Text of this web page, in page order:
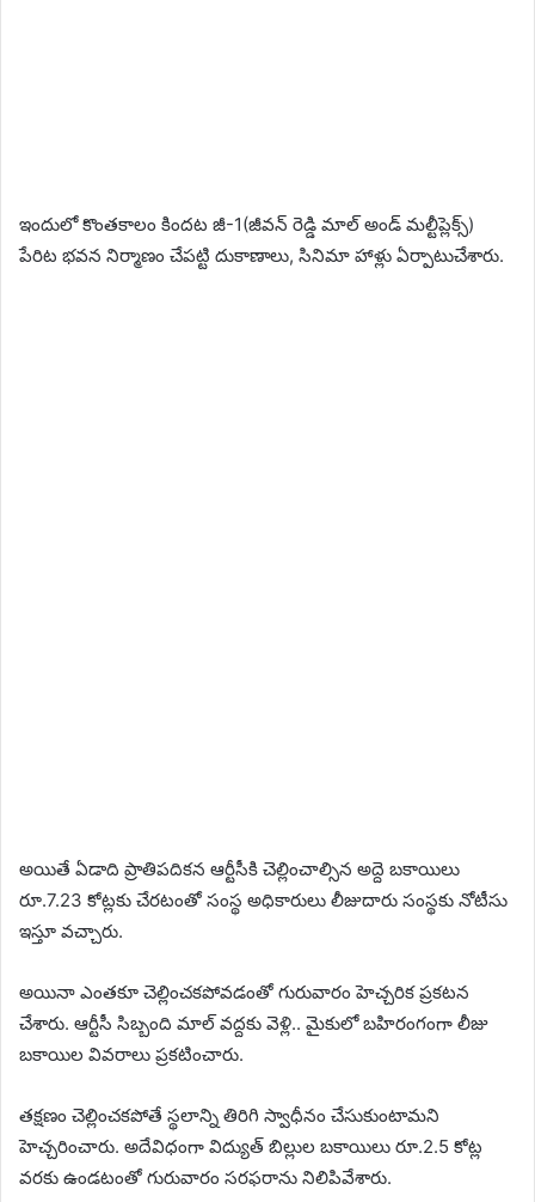
ఇందులో కొంతకాలం కిందట జీ-1(జీవన్ రెడ్డి మాల్ అండ్ మల్టీప్లెక్స్)
పేరిట భవన నిర్మాణం చేపట్టి దుకాణాలు, సినిమా హాళ్లు ఏర్పాటుచేశారు.
అయితే ఏడాది ప్రాతిపదికన ఆర్టీసీకి చెల్లించాల్సిన అద్దె బకాయిలు
రూ.7.23 కోట్లకు చేరటంతో సంస్థ అధికారులు లీజుదారు సంస్థకు నోటీసు
ఇస్తూ వచ్చారు.
అయినా ఎంతకూ చెల్లించకపోవడంతో గురువారం హెచ్చరిక ప్రకటన
చేశారు. ఆర్టీసీ సిబ్బంది మాల్ వద్దకు వెళ్లి.. మైకులో బహిరంగంగా లీజు
బకాయిల వివరాలు ప్రకటించారు.
తక్షణం చెల్లించకపోతే స్థలాన్ని తిరిగి స్వాధీనం చేసుకుంటామని
హెచ్చరించారు. అదేవిధంగా విద్యుత్ బిల్లుల బకాయిలు రూ.2.5 కోట్ల
వరకు ఉండటంతో గురువారం సరఫరాను నిలిపివేశారు.